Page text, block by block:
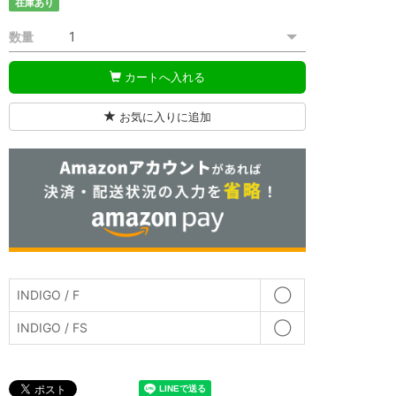
在庫あり
数量
カートへ入れる
お気に入りに追加
INDIGO / F ◯
INDIGO / FS ◯